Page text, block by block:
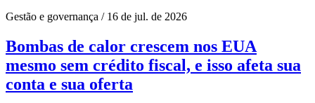
Gestão e governança / 16 de jul. de 2026
Bombas de calor crescem nos EUA
mesmo sem crédito fiscal, e isso afeta sua
conta e sua oferta